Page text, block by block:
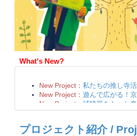
What's New?
プロジェクト紹介 /